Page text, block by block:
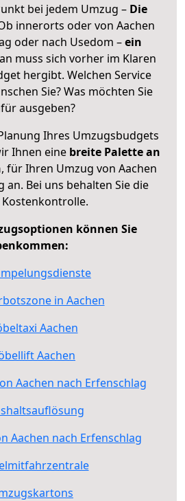
bei jedem Umzug – Die
innerorts oder von Aachen
oder nach Usedom –ein
muss sich vorher im Klaren
hergibt. Welchen Service
Sie? Was möchten Sie
ausgeben?
Ihres Umzugsbudgets
Ihnen eine breite Palette an
, für Ihren Umzug von Aachen
an. Bei uns behalten Sie die
können Sie
in Aachen
Aachen
Aachen
Aachen nach Erfenschlag
Aachen nach Erfenschlag